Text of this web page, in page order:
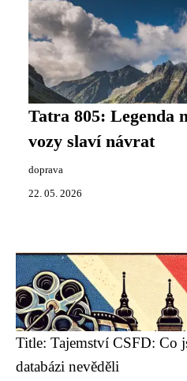
Tatra 805: Legenda
vozy slaví návrat
doprava
22. 05. 2026
Title: Tajemství CSFD: Co
databázi nevěděli